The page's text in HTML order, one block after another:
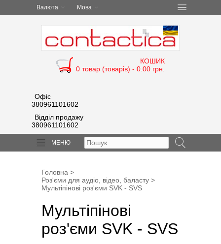
Валюта Мова
КОШИК
0 товар (товарів) - 0.00 грн.
Офіс
380961101602
Відділ продажу
380961101602
МЕНЮ
Головна >
Роз'єми для аудіо, відео, баласту >
Мультіпіновi роз'єми SVK - SVS
Мультіпіновi
роз'єми SVK - SVS